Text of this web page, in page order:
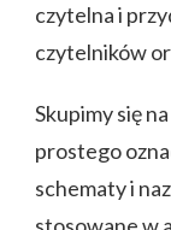
czytelna i
czytelników
Skupimy się
prostego
schematy i